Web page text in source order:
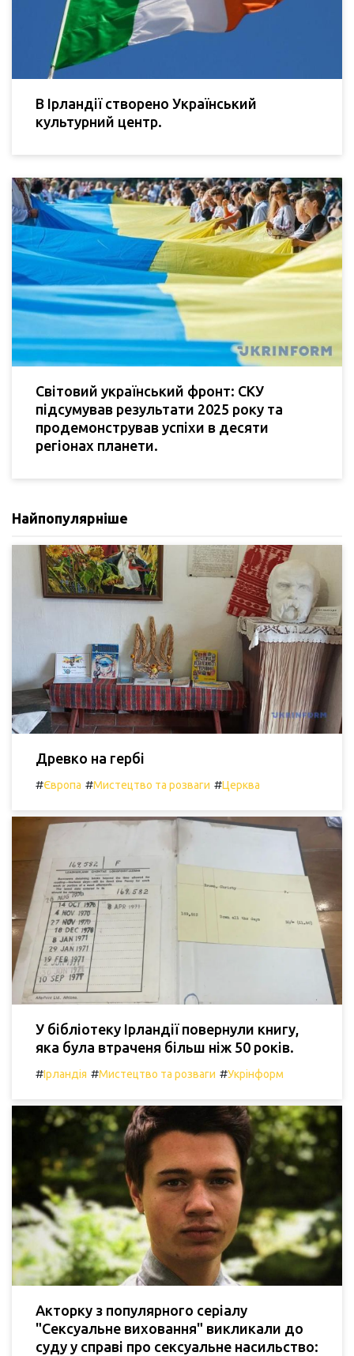
В Ірландії створено Український
культурний центр.
Світовий український фронт: СКУ
підсумував результати 2025 року та
продемонстрував успіхи в десяти
регіонах планети.
Найпопулярніше
Древко на гербі
#Європа #Мистецтво та розваги #Церква
У бібліотеку Ірландії повернули книгу,
яка була втраченя більш ніж 50 років.
#Ірландія #Мистецтво та розваги #Укрінформ
Акторку з популярного серіалу
"Сексуальне виховання" викликали до
суду у справі про сексуальне насильство: